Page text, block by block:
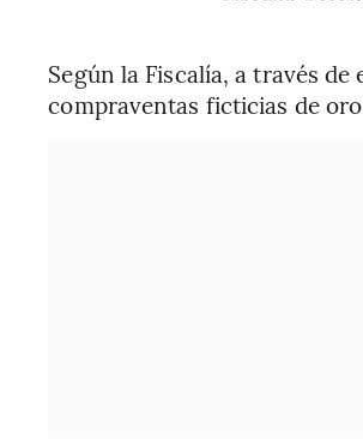
Según la Fiscalía, a través
compraventas ficticias de